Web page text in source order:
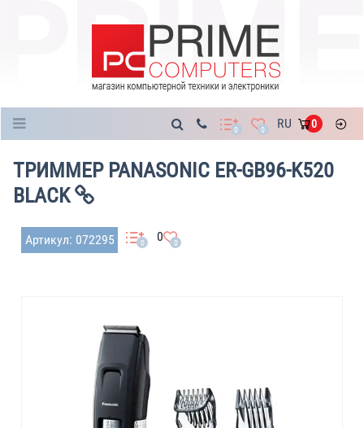
0 0 RU 0
ТРИММЕР PANASONIC ER-GB96-K520
BLACK
Артикул: 072295 0 0 0